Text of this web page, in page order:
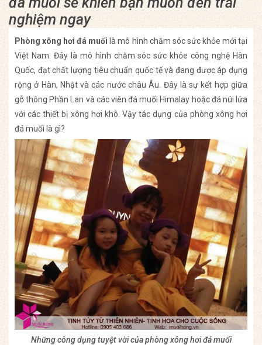
nghiệm ngay
Phòng xông hơi đá muối là mô hình chăm sóc sức khỏe mới tại
Việt Nam. Đây là mô hình chăm sóc sức khỏe công nghệ Hàn
Quốc, đạt chất lượng tiêu chuẩn quốc tế và đang được áp dụng
rộng ở Hàn, Nhật và các nước châu Âu. Đây là sự kết hợp giữa
gỗ thông Phần Lan và các viên đá muối Himalay hoặc đá núi lửa
với các thiết bị xông hơi khô. Vậy tác dụng của phòng xông hơi
đá muối là gì?
Những công dụng tuyệt vời của phòng xông hơi đá muối